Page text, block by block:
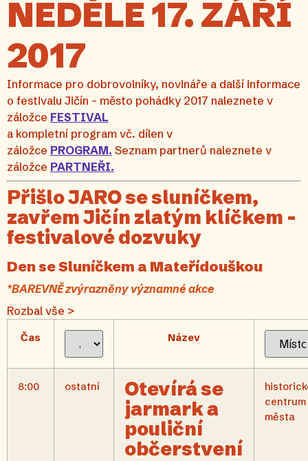
NEDĚLE 17. ZÁŘÍ
2017
Informace pro dobrovolníky, novináře a další informace
o festivalu Jičín – město pohádky 2017 naleznete v
záložce FESTIVAL
a kompletní program vč. dílen v
záložce PROGRAM. Seznam partnerů naleznete v
záložce PARTNEŘI.
Přišlo JARO se sluníčkem,
zavřem Jičín zlatým klíčkem –
festivalové dozvuky
Den se Sluníčkem a Mateřídouškou
*BAREVNĚ zvýrazněny významné akce
Rozbal vše >
Čas Název
8:00 ostatní
Otevírá se
jarmark a
pouliční
občerstvení
centrum
města